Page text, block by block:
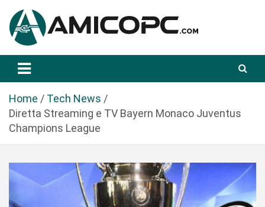
a
Amicopc.com
Home
Tech News
Diretta Streaming e TV Bayern Monaco Juventus
Champions League